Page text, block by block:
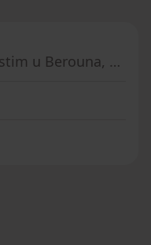
Beroun - Hostim u Berouna, Středočeský Region